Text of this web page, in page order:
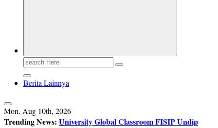
Search
Berita Lainnya
Mon. Aug 10th, 2026
Trending News: University Global Classroom FISIP Undip